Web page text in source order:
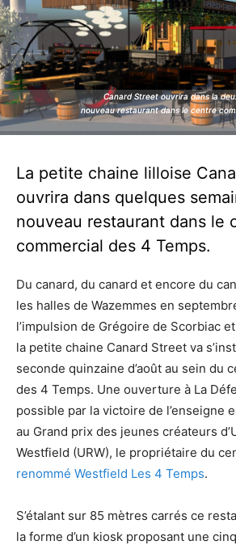
Canard Street ouvrira dans la
nouveau restaurant dans le centre
Canard Street ouvrira dans la
nouveau restaurant dans le centre
La petite chaine lilloise
ouvrira dans quelques
nouveau restaurant dans le
commercial des 4 Temps.
Du canard, du canard et encore du
les halles de Wazemmes en
l’impulsion de Grégoire de Scorbiac
la petite chaine Canard Street va
seconde quinzaine d’août au sein du
des 4 Temps. Une ouverture à La
possible par la victoire de l’enseigne
au Grand prix des jeunes créateurs
Westfield (URW), le propriétaire du
renommé Westfield Les 4 Temps.
S’étalant sur 85 mètres carrés ce
la forme d’un kiosk proposant une